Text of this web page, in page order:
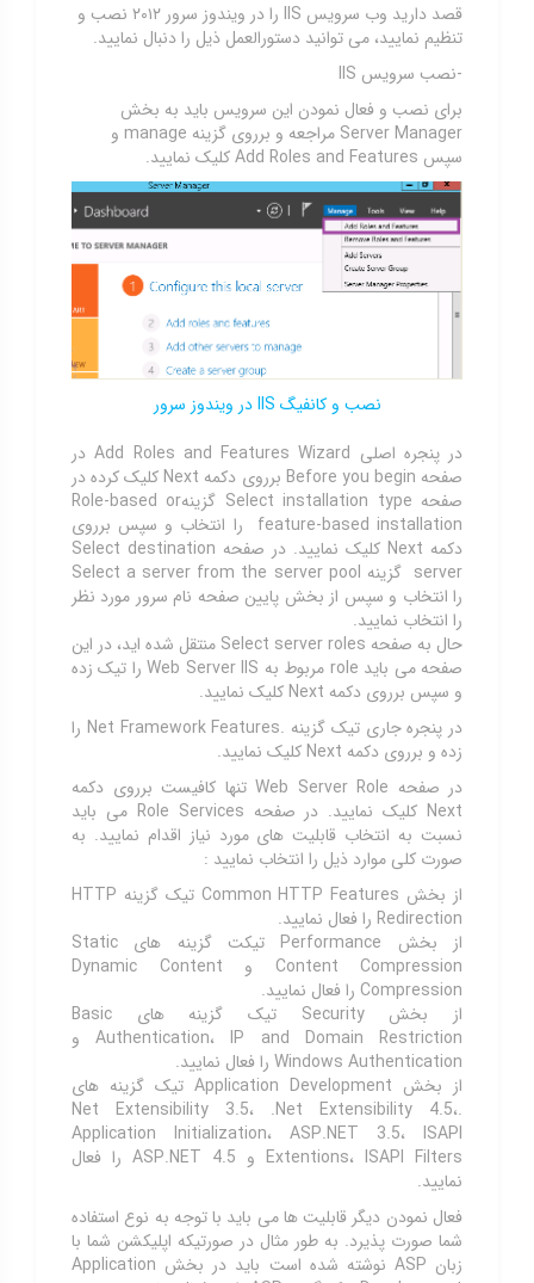
قصد دارید وب سرویس IIS را در ویندوز سرور ۲۰۱۲ نصب و
تنظیم نمایید، می توانید دستورالعمل ذیل را دنبال نمایید.
-نصب سرویس IIS
برای نصب و فعال نمودن این سرویس باید به بخش
Server Manager مراجعه و برروی گزینه manage و
سپس Add Roles and Features کلیک نمایید.
نصب و کانفیگ IIS در ویندوز سرور
در پنجره اصلی Add Roles and Features Wizard در
صفحه Before you begin برروی دکمه Next کلیک کرده در
صفحه Select installation type گزینهRole-based or
feature-based installation را انتخاب و سپس برروی
دکمه Next کلیک نمایید. در صفحه Select destination
server گزینه Select a server from the server pool
را انتخاب و سپس از بخش پایین صفحه نام سرور مورد نظر
را انتخاب نمایید.
حال به صفحه Select server roles منتقل شده اید، در این
صفحه می باید role مربوط به Web Server IIS را تیک زده
و سپس برروی دکمه Next کلیک نمایید.
در پنجره جاری تیک گزینه .Net Framework Features را
زده و برروی دکمه Next کلیک نمایید.
در صفحه Web Server Role تنها کافیست برروی دکمه
Next کلیک نمایید. در صفحه Role Services می باید
نسبت به انتخاب قابلیت های مورد نیاز اقدام نمایید. به
صورت کلی موارد ذیل را انتخاب نمایید :
از بخش Common HTTP Features تیک گزینه HTTP
Redirection را فعال نمایید.
از بخش Performance تیکت گزینه های Static
Content Compression و Dynamic Content
Compression را فعال نمایید.
از بخش Security تیک گزینه های Basic
Authentication، IP and Domain Restriction و
Windows Authentication را فعال نمایید.
از بخش Application Development تیک گزینه های
.Net Extensibility 3.5، .Net Extensibility 4.5،
Application Initialization، ASP.NET 3.5، ISAPI
Extentions، ISAPI Filters و ASP.NET 4.5 را فعال
نمایید.
فعال نمودن دیگر قابلیت ها می باید با توجه به نوع استفاده
شما صورت پذیرد. به طور مثال در صورتیکه اپلیکشن شما با
زبان ASP نوشته شده است باید در بخش Application